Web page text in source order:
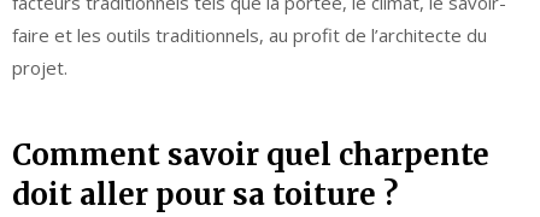
faire et les outils traditionnels, au profit de l’architecte du
projet.
Comment savoir quel charpente
doit aller pour sa toiture ?